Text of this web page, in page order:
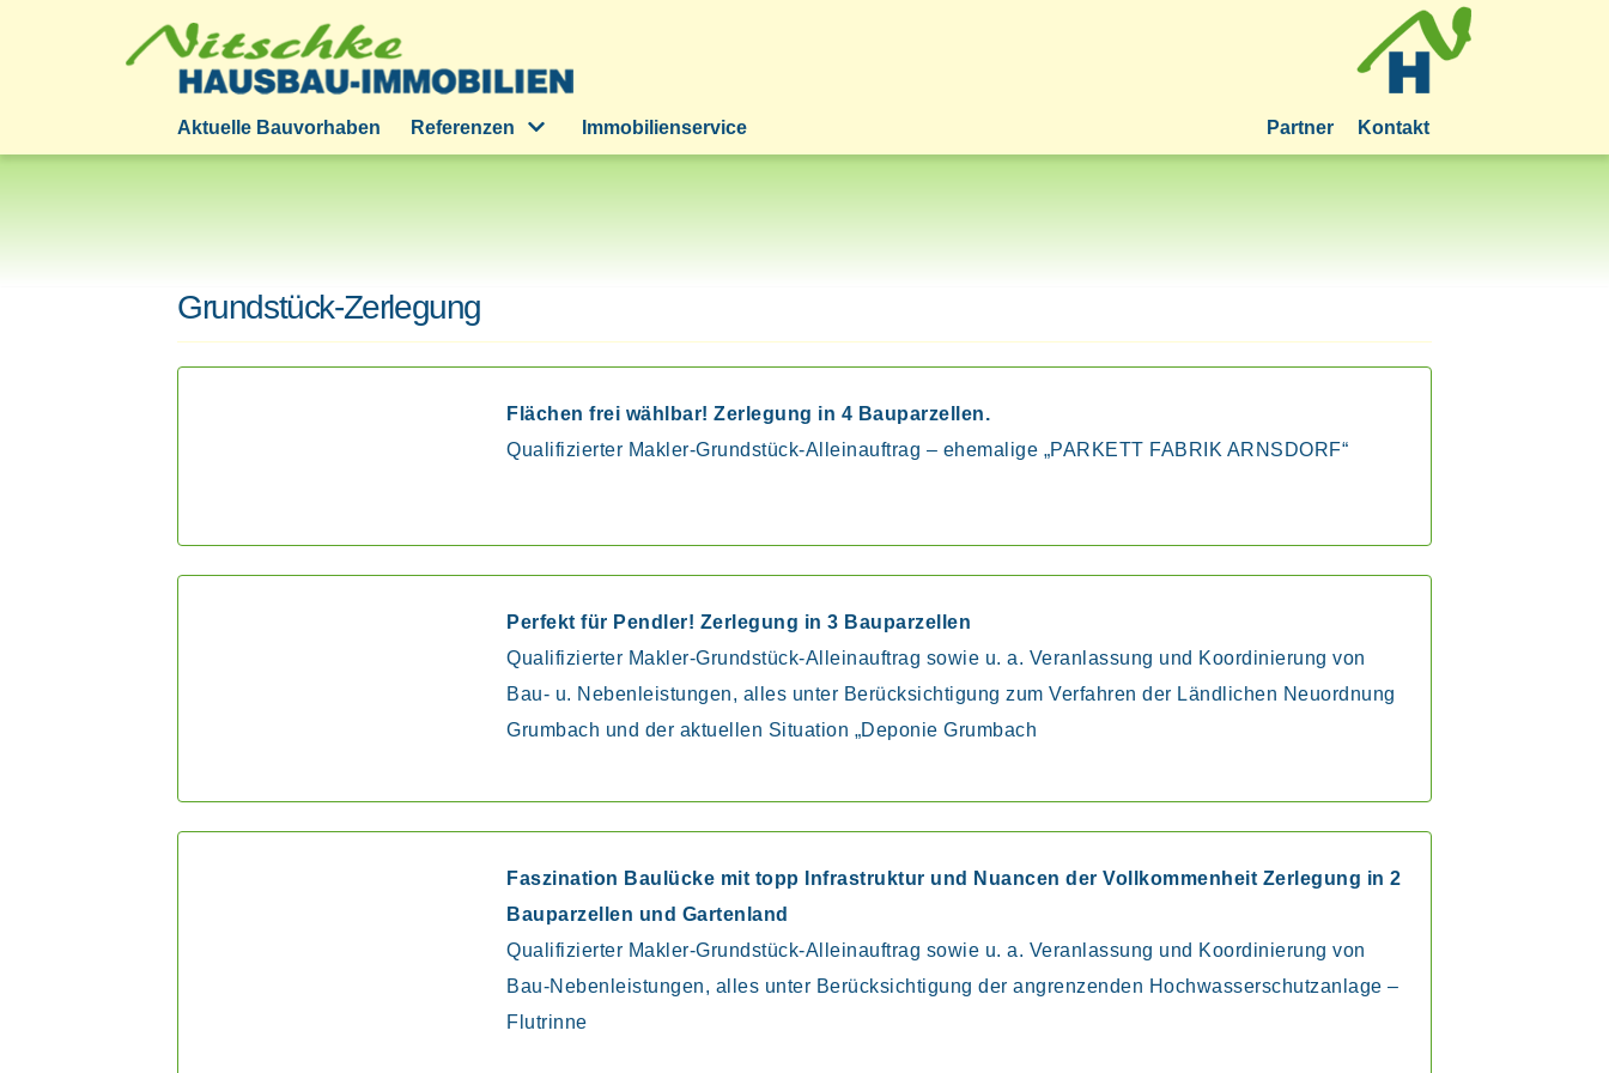
Aktuelle Bauvorhaben
Referenzen Immobilienservice Partner Kontakt
Grundstück-Zerlegung
Flächen frei wählbar! Zerlegung in 4 Bauparzellen.
Qualifizierter Makler-Grundstück-Alleinauftrag – ehemalige „PARKETT FABRIK ARNSDORF“
Perfekt für Pendler! Zerlegung in 3 Bauparzellen
Qualifizierter Makler-Grundstück-Alleinauftrag sowie u. a. Veranlassung und Koordinierung von
Bau- u. Nebenleistungen, alles unter Berücksichtigung zum Verfahren der Ländlichen Neuordnung
Grumbach und der aktuellen Situation „Deponie Grumbach
Faszination Baulücke mit topp Infrastruktur und Nuancen der Vollkommenheit Zerlegung in 2
Bauparzellen und Gartenland
Qualifizierter Makler-Grundstück-Alleinauftrag sowie u. a. Veranlassung und Koordinierung von
Bau-Nebenleistungen, alles unter Berücksichtigung der angrenzenden Hochwasserschutzanlage –
Flutrinne